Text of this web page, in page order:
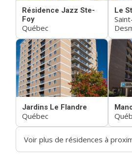
Résidence Jazz Ste-
Foy
Québec
Le
Jardins Le Flandre
Québec
Voir plus de résidences à